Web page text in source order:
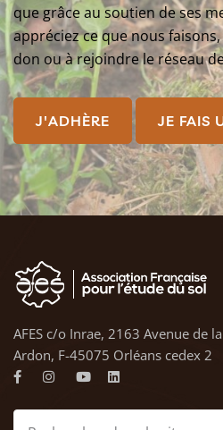
que grâce au soutien de ses
appréciez ce que nous
don ou à rejoindre le réseau
J'ADHÈRE JE FAIS
AFES c/o Inrae, 2163 Avenue de
Ardon, F-45075 Orléans cedex 2